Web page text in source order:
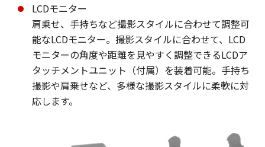
LCDモニター
肩乗せ、手持ちなど撮影スタイルに合わせて調整可
能なLCDモニター。撮影スタイルに合わせて、LCD
モニターの角度や距離を見やすく調整できるLCDア
タッチメントユニット（付属）を装着可能。手持ち
撮影や肩乗せなど、多様な撮影スタイルに柔軟に対
応します。